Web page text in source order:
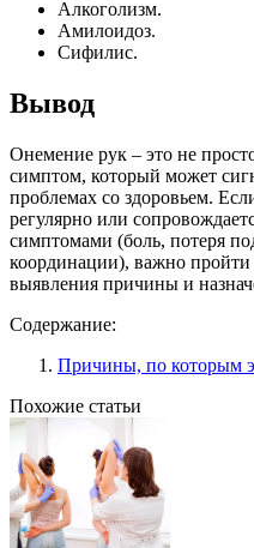
Алкоголизм.
Амилоидоз.
Сифилис.
Вывод
Онемение рук – это не
симптом, который может
проблемах со здоровьем.
регулярно или
симптомами (боль, потеря
координации), важно пройти
выявления причины и
Содержание:
Причины, по которым
Похожие статьи